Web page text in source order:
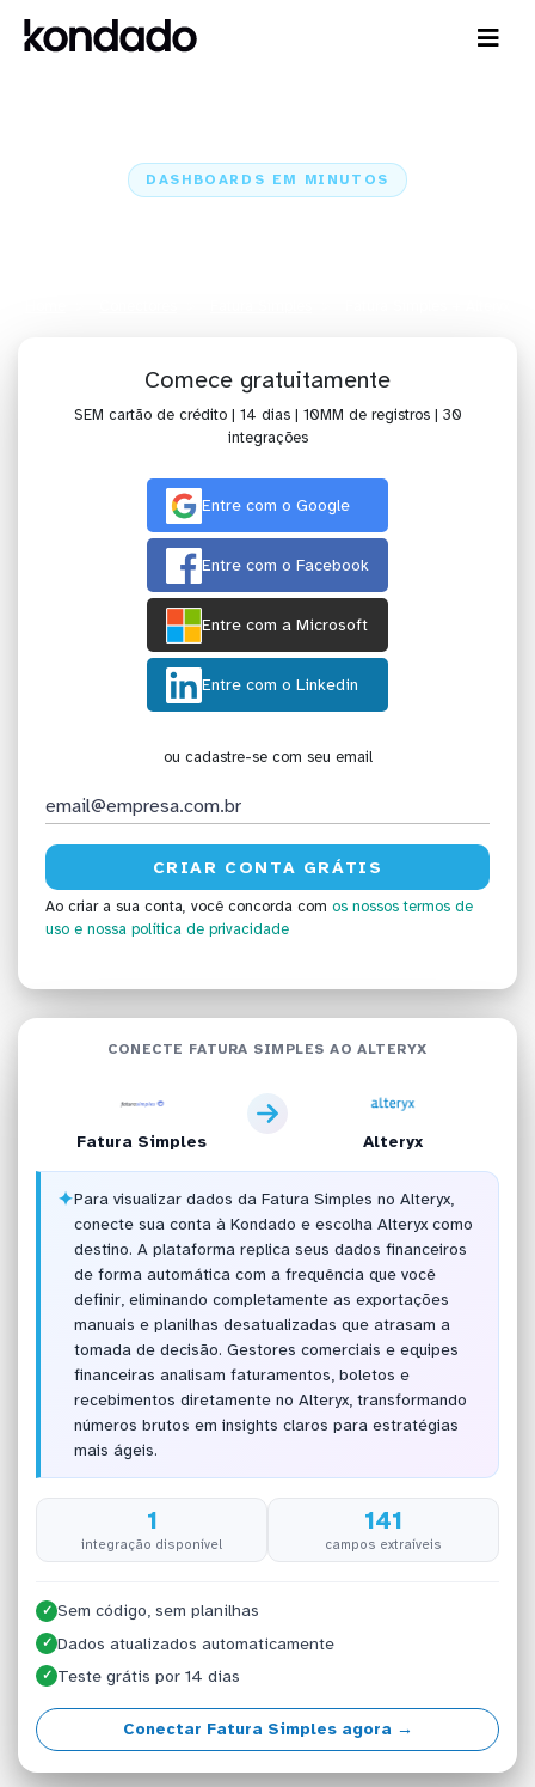
DASHBOARDS EM MINUTOS
Comece gratuitamente
SEM cartão de crédito | 14 dias | 10MM de registros | 30
integrações
Entre com o Google
Entre com o Facebook
Entre com a Microsoft
Entre com o Linkedin
ou cadastre-se com seu email
Ao criar a sua conta, você concorda com os nossos termos de
uso e nossa política de privacidade
CONECTE FATURA SIMPLES AO ALTERYX
Fatura Simples Alteryx
✦Para visualizar dados da Fatura Simples no Alteryx,
conecte sua conta à Kondado e escolha Alteryx como
destino. A plataforma replica seus dados financeiros
de forma automática com a frequência que você
definir, eliminando completamente as exportações
manuais e planilhas desatualizadas que atrasam a
tomada de decisão. Gestores comerciais e equipes
financeiras analisam faturamentos, boletos e
recebimentos diretamente no Alteryx, transformando
números brutos em insights claros para estratégias
mais ágeis.
1
integração disponível
141
campos extraíveis
✓ Sem código, sem planilhas
✓ Dados atualizados automaticamente
✓ Teste grátis por 14 dias
Conectar Fatura Simples agora →